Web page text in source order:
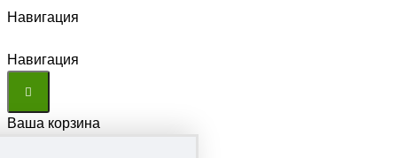
Навигация
Навигация
Ваша корзина